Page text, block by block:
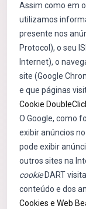
Assim como em
utilizamos
presente nos
Protocol), o seu
Internet), o
site (Google
e que páginas
Cookie
O Google, como
exibir anúncios
pode exibir
outros sites na
cookieDART
conteúdo e dos
Cookies e Web